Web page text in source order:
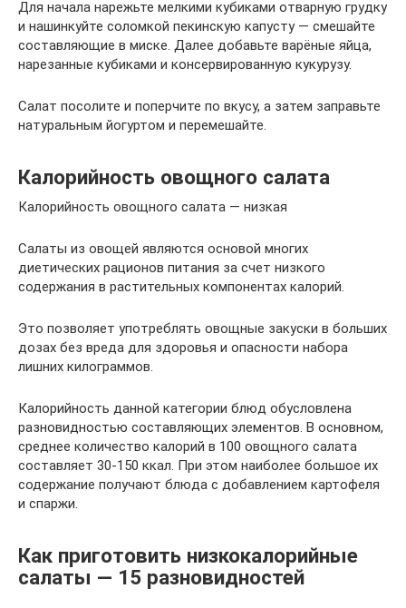
Для начала нарежьте мелкими кубиками отварную грудку
и нашинкуйте соломкой пекинскую капусту — смешайте
составляющие в миске. Далее добавьте варёные яйца,
нарезанные кубиками и консервированную кукурузу.
Салат посолите и поперчите по вкусу, а затем заправьте
натуральным йогуртом и перемешайте.
Калорийность овощного салата
Калорийность овощного салата — низкая
Салаты из овощей являются основой многих
диетических рационов питания за счет низкого
содержания в растительных компонентах калорий.
Это позволяет употреблять овощные закуски в больших
дозах без вреда для здоровья и опасности набора
лишних килограммов.
Калорийность данной категории блюд обусловлена
разновидностью составляющих элементов. В основном,
среднее количество калорий в 100 овощного салата
составляет 30-150 ккал. При этом наиболее большое их
содержание получают блюда с добавлением картофеля
и спаржи.
Как приготовить низкокалорийные
салаты — 15 разновидностей